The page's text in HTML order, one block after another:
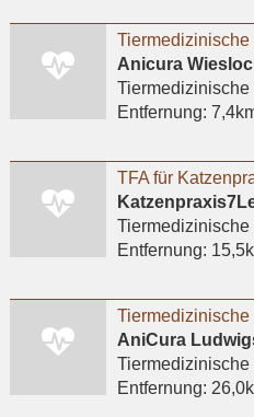
Anicura
Entfernung:
TFA für
Entfernung:
AniCura
Entfernung: